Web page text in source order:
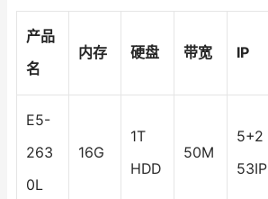
产品
名
内存 硬盘 带宽 IP
E5-
263
0L
16G
1T
HDD
50M
5+2
53IP